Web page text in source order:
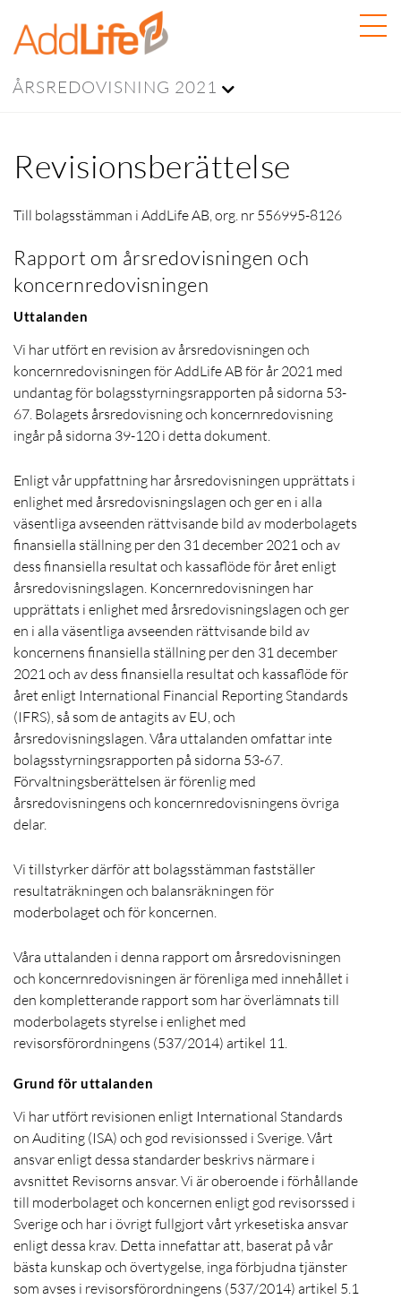
ÅRSREDOVISNING 2021
Revisionsberättelse
Till bolagsstämman i AddLife AB, org. nr 556995-8126
Rapport om årsredovisningen och
koncernredovisningen
Uttalanden
Vi har utfört en revision av årsredovisningen och
koncernredovisningen för AddLife AB för år 2021 med
undantag för bolagsstyrningsrapporten på sidorna 53-
67. Bolagets årsredovisning och koncernredovisning
ingår på sidorna 39-120 i detta dokument.
Enligt vår uppfattning har årsredovisningen upprättats i
enlighet med årsredovisningslagen och ger en i alla
väsentliga avseenden rättvisande bild av moderbolagets
finansiella ställning per den 31 december 2021 och av
dess finansiella resultat och kassaflöde för året enligt
årsredovisningslagen. Koncernredovisningen har
upprättats i enlighet med årsredovisningslagen och ger
en i alla väsentliga avseenden rättvisande bild av
koncernens finansiella ställning per den 31 december
2021 och av dess finansiella resultat och kassaflöde för
året enligt International Financial Reporting Standards
(IFRS), så som de antagits av EU, och
årsredovisningslagen. Våra uttalanden omfattar inte
bolagsstyrningsrapporten på sidorna 53-67.
Förvaltningsberättelsen är förenlig med
årsredovisningens och koncernredovisningens övriga
delar.
Vi tillstyrker därför att bolagsstämman fastställer
resultaträkningen och balansräkningen för
moderbolaget och för koncernen.
Våra uttalanden i denna rapport om årsredovisningen
och koncernredovisningen är förenliga med innehållet i
den kompletterande rapport som har överlämnats till
moderbolagets styrelse i enlighet med
revisorsförordningens (537/2014) artikel 11.
Grund för uttalanden
Vi har utfört revisionen enligt International Standards
on Auditing (ISA) och god revisionssed i Sverige. Vårt
ansvar enligt dessa standarder beskrivs närmare i
avsnittet Revisorns ansvar. Vi är oberoende i förhållande
till moderbolaget och koncernen enligt god revisorssed i
Sverige och har i övrigt fullgjort vårt yrkesetiska ansvar
enligt dessa krav. Detta innefattar att, baserat på vår
bästa kunskap och övertygelse, inga förbjudna tjänster
som avses i revisorsförordningens (537/2014) artikel 5.1